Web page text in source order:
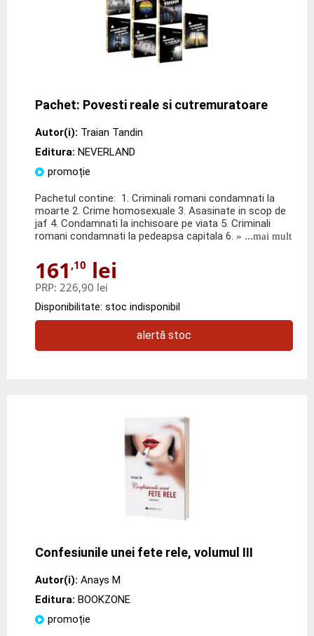
Pachet: Povesti reale si cutremuratoare
Autor(i): Traian Tandin
Editura: NEVERLAND
promoție
Pachetul contine: 1. Criminali romani condamnati la
moarte 2. Crime homosexuale 3. Asasinate in scop de
jaf 4. Condamnati la inchisoare pe viata 5. Criminali
romani condamnati la pedeapsa capitala 6. » ...mai mult
161 ,10 lei
PRP: 226,90 lei
Disponibilitate: stoc indisponibil
alertă stoc
Confesiunile unei fete rele, volumul III
Autor(i): Anays M
Editura: BOOKZONE
promoție